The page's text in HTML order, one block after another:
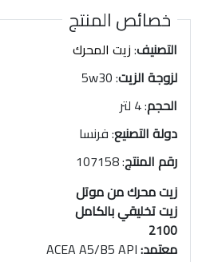
خصائص المنتج
التصنيف:زيت المحرك
لزوجة الزيت: 5w30
الحجم: 4 لتر
دولة التصنيع: فرنسا
رقم المنتج:
107158
زيت محرك من موتل
زيت تخليقي بالكامل
2100
معتمد: